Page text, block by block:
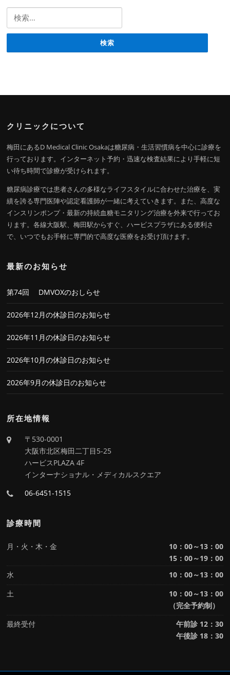
検索:
クリニックについて
梅田にあるD Medical Clinic Osakaは糖尿病・生活習慣病を中心に診療を
行っております。インターネット予約・迅速な検査結果により手軽に短
い待ち時間で診療が受けられます。
糖尿病診療では患者さんの多様なライフスタイルに合わせた治療を、実
績を誇る専門医陣や認定看護師が一緒に考えていきます。また、高度な
インスリンポンプ・最新の持続血糖モニタリング治療を外来で行ってお
ります。各線大阪駅、梅田駅からすぐ、ハービスプラザにある便利さ
で、いつでもお手軽に専門的で高度な医療をお受け頂けます。
最新のお知らせ
第74回 DMVOXのおしらせ
2026年12月の休診日のお知らせ
2026年11月の休診日のお知らせ
2026年10月の休診日のお知らせ
2026年9月の休診日のお知らせ
所在地情報
〒530-0001
大阪市北区梅田二丁目5-25
ハービスPLAZA 4F
インターナショナル・メディカルスクエア
06-6451-1515
診療時間
月・火・木・金
10：00～13：00
15：00～19：00
水
10：00～13：00
土
10：00～13：00
（完全予約制）
最終受付
午前診 12：30
午後診 18：30